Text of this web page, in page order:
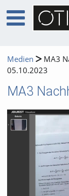
Medien
MA3
05.10.2023